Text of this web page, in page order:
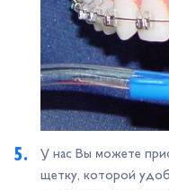
У нас Вы можете
щетку, которой